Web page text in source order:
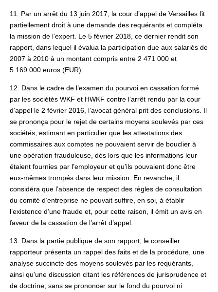
11. Par un arrêt du 13 juin 2017, la cour d’appel de Versailles fit
partiellement droit à une demande des requérants et compléta
la mission de l’expert. Le 5 février 2018, ce dernier rendit son
rapport, dans lequel il évalua la participation due aux salariés de
2007 à 2010 à un montant compris entre 2 471 000 et
5 169 000 euros (EUR).
12. Dans le cadre de l’examen du pourvoi en cassation formé
par les sociétés WKF et HWKF contre l’arrêt rendu par la cour
d’appel le 2 février 2016, l’avocat général prit des conclusions. Il
se prononça pour le rejet de certains moyens soulevés par ces
sociétés, estimant en particulier que les attestations des
commissaires aux comptes ne pouvaient servir de bouclier à
une opération frauduleuse, dès lors que les informations leur
étaient fournies par l’employeur et qu’ils pouvaient donc être
eux-mêmes trompés dans leur mission. En revanche, il
considéra que l’absence de respect des règles de consultation
du comité d’entreprise ne pouvait suffire, en soi, à établir
l’existence d’une fraude et, pour cette raison, il émit un avis en
faveur de la cassation de l’arrêt d’appel.
13. Dans la partie publique de son rapport, le conseiller
rapporteur présenta un rappel des faits et de la procédure, une
analyse succincte des moyens soulevés par les requérants,
ainsi qu’une discussion citant les références de jurisprudence et
de doctrine, sans se prononcer sur le fond du pourvoi ni